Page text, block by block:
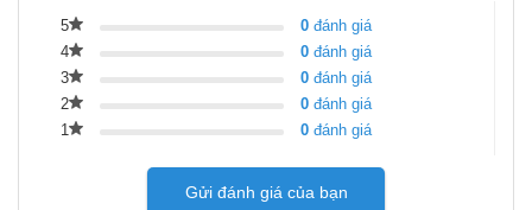
5 0 đánh giá
4
0 đánh giá
3
0 đánh giá
2
0 đánh giá
1
0 đánh giá
Gửi đánh giá của bạn